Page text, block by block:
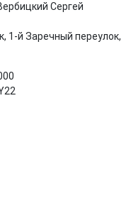
Сергей
1-й Заречный переулок,